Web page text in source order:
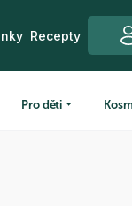
Recepty
Pro děti